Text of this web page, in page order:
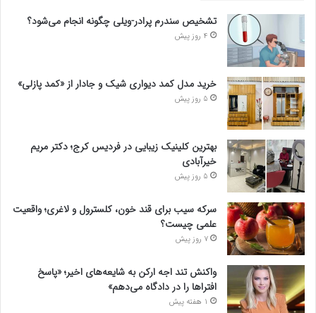
تشخیص سندرم پرادر-ویلی چگونه انجام می‌شود؟
4 روز پیش
خرید مدل کمد دیواری شیک و جادار از «کمد پازلی»
5 روز پیش
بهترین کلینیک زیبایی در فردیس کرج؛ دکتر مریم
خیرآبادی
5 روز پیش
سرکه سیب برای قند خون، کلسترول و لاغری؛ واقعیت
علمی چیست؟
7 روز پیش
واکنش تند اجه ارکن به شایعه‌های اخیر؛ «پاسخ
افتراها را در دادگاه می‌دهم»
1 هفته پیش